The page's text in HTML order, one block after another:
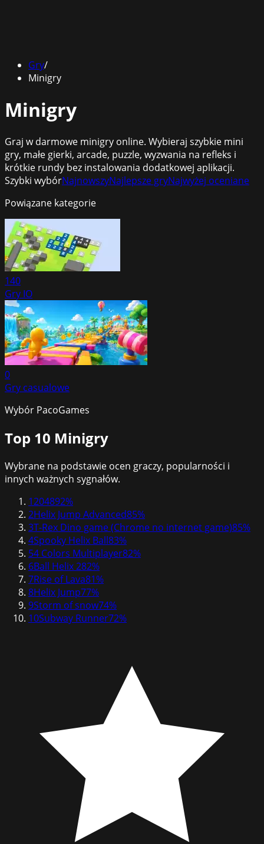
Gry/
Minigry
Minigry
Graj w darmowe minigry online. Wybieraj szybkie mini
gry, małe gierki, arcade, puzzle, wyzwania na refleks i
krótkie rundy bez instalowania dodatkowej aplikacji.
Szybki wybórNajnowszyNajlepsze gryNajwyżej oceniane
Powiązane kategorie
140
Gry IO
0
Gry casualowe
Wybór PacoGames
Top 10 Minigry
Wybrane na podstawie ocen graczy, popularności i
innych ważnych sygnałów.
1204892%
2Helix Jump Advanced85%
3T-Rex Dino game (Chrome no internet game)85%
4Spooky Helix Ball83%
54 Colors Multiplayer82%
6Ball Helix 282%
7Rise of Lava81%
8Helix Jump77%
9Storm of snow74%
10Subway Runner72%